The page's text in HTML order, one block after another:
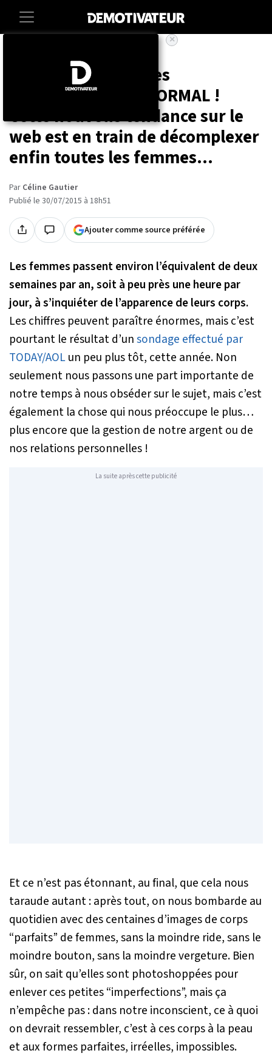
Oui, la cellulite et les
vergetures, c'est NORMAL !
Cette nouvelle tendance sur le
web est en train de décomplexer
enfin toutes les femmes...
Par Céline Gautier
Publié le 30/07/2015 à 18h51
Ajouter comme source préférée
Les femmes passent environ l’équivalent de deux
semaines par an, soit à peu près une heure par
jour, à s’inquiéter de l’apparence de leurs corps.
Les chiffres peuvent paraître énormes, mais c’est
pourtant le résultat d’unsondage effectué par
TODAY/AOLun peu plus tôt, cette année. Non
seulement nous passons une part importante de
notre temps à nous obséder sur le sujet, mais c’est
également la chose qui nous préoccupe le plus…
plus encore que la gestion de notre argent ou de
nos relations personnelles !
La suite après cette publicité
Et ce n’est pas étonnant, au final, que cela nous
taraude autant : après tout, on nous bombarde au
quotidien avec des centaines d’images de corps
“parfaits” de femmes, sans la moindre ride, sans le
moindre bouton, sans la moindre vergeture. Bien
sûr, on sait qu’elles sont photoshoppées pour
enlever ces petites “imperfections”, mais ça
n’empêche pas : dans notre inconscient, ce à quoi
on devrait ressembler, c’est à ces corps à la peau
et aux formes parfaites, irréelles, impossibles.
×